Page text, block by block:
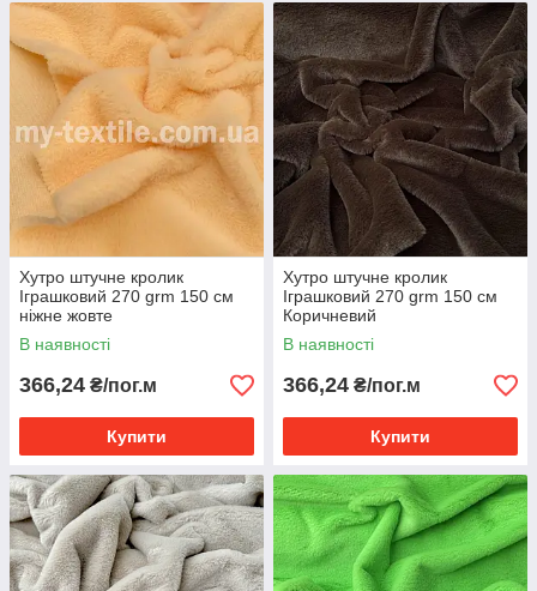
Хутро штучне кролик
Іграшковий 270 grm 150 см
ніжне жовте
В наявності
366,24 ₴/пог.м
Купити
Хутро штучне кролик
Іграшковий 270 grm 150 см
Коричневий
В наявності
366,24 ₴/пог.м
Купити